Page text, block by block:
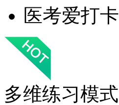
医考爱打卡
多维练习模式